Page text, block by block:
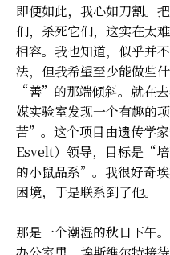
即便如此，我心如刀割。
们，杀死它们，这实在太
相容。我也知道，似乎并
法，但我希望至少能做些
“善”的那端倾斜。就在
媒实验室发现一个有趣的
苦”。这个项目由遗传学
Esvelt）领导，目标是“
的小鼠品系”。我很好奇
困境，于是联系到了他。
那是一个潮湿的秋日下午